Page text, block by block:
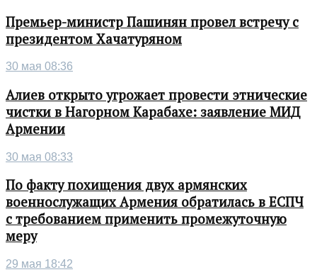
Премьер-министр Пашинян провел встречу с
президентом Хачатуряном
30 мая 08:36
Алиев открыто угрожает провести этнические
чистки в Нагорном Карабахе: заявление МИД
Армении
30 мая 08:33
По факту похищения двух армянских
военнослужащих Армения обратилась в ЕСПЧ
с требованием применить промежуточную
меру
29 мая 18:42